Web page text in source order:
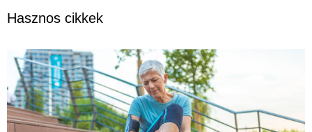
Hasznos cikkek